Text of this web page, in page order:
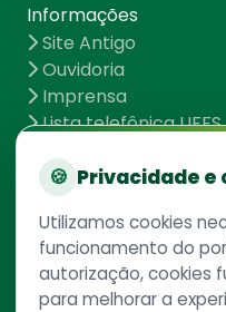
Informações
Site Antigo
Ouvidoria
Imprensa
Lista telefônica UFFS
UFFS contra o Aedes
Mapa do site
Redes Sociais
🍪 Privacidade e
Utilizamos cookies
funcionamento do
autorização, cookies
para melhorar a